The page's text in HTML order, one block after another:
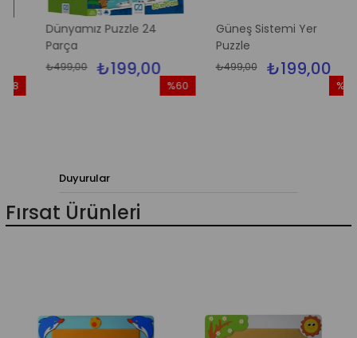
Dünyamız Puzzle 24
Parça
₺199,00
₺499,00
%60
Güneş Sistemi Yer
Puzzle
₺199,00
₺499,00
%60
Duyurular
Fırsat Ürünleri